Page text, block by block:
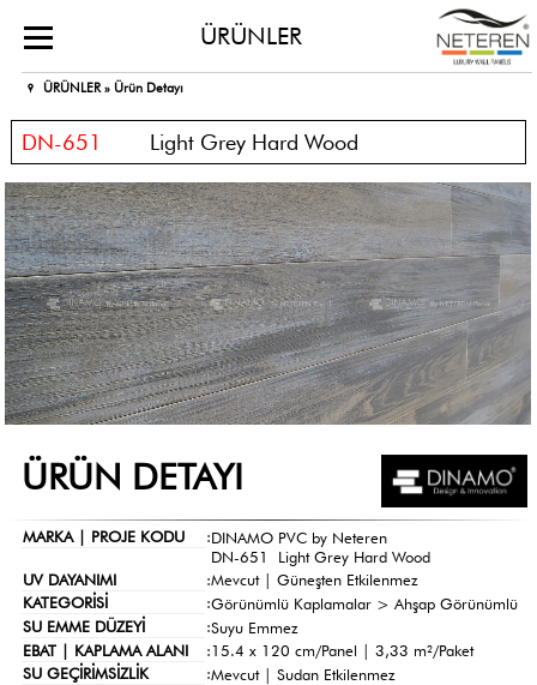
ÜRÜNLER
ÜRÜNLER » Ürün Detayı
DN-651 Light Grey Hard Wood
ÜRÜN DETAYI
MARKA | PROJE KODU :DINAMO PVC by Neteren
DN-651 Light Grey Hard Wood
UV DAYANIMI
:Mevcut | Güneşten Etkilenmez
KATEGORİSİ
:Görünümlü Kaplamalar > Ahşap Görünümlü
SU EMME DÜZEYİ
:Suyu Emmez
EBAT | KAPLAMA ALANI
:15.4 x 120 cm/Panel | 3,33 m²/Paket
SU GEÇİRİMSİZLİK
:Mevcut | Sudan Etkilenmez